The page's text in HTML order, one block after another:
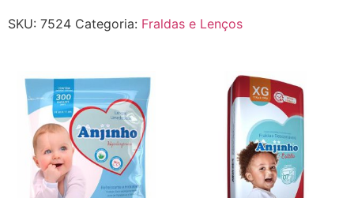
SKU: 7524 Categoria: Fraldas e Lenços